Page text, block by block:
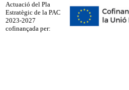
Actuació del Pla
Estratègic de la PAC
2023-2027
cofinançada per: